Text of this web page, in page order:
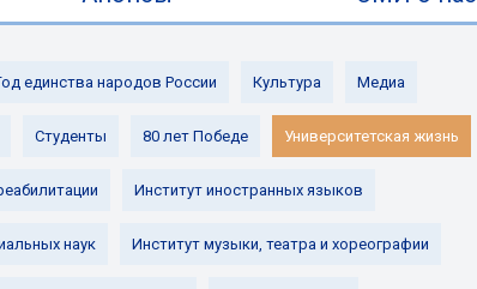
единства народов России Культура Медиа
Студенты 80 лет Победе Университетская жизнь
Институт иностранных языков
наук Институт музыки, театра и хореографии